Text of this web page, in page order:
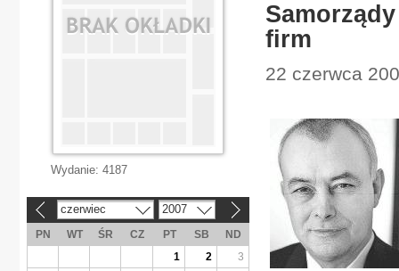
firm
22 czerwca
Wydanie: 4187
czerwiec 2007
PN WT ŚR CZ PT SB
ND
1
2
3